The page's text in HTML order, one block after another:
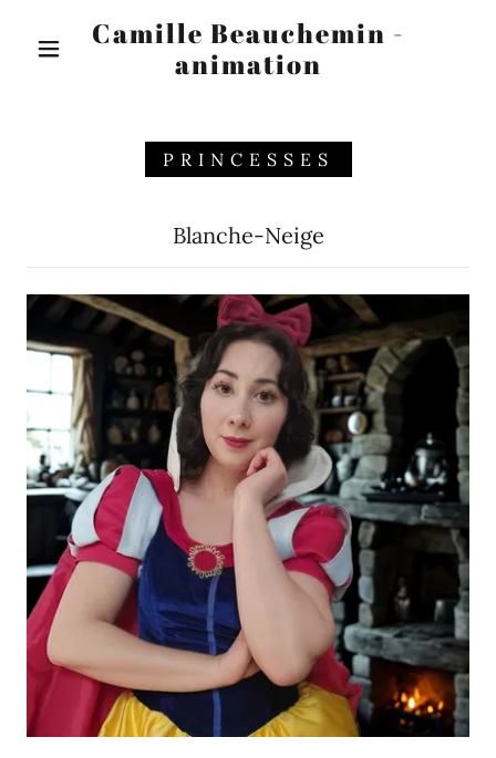
Camille Beauchemin -
animation
PRINCESSES
Blanche-Neige